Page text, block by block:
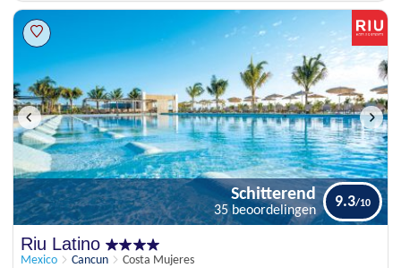
Riu Latino
Mexico Cancun Costa Mujeres
Schitterend
35 beoordelingen
9.3